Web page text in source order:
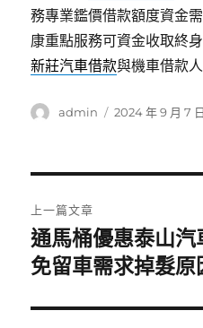
務專業鑑價借款額度資金
康重點服務可資金收取終
新莊汽車借款與機車借款
作
admin
發
2024 年 9 月 7 日
章
導
覽
上一篇文章
上
一
文
通馬桶優惠泰山
免留車需求掉髮原